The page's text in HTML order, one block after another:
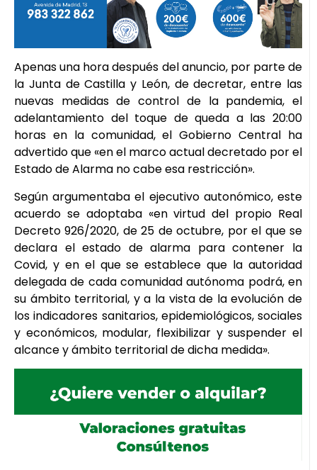
Apenas una hora después del anuncio, por parte de
la Junta de Castilla y León, de decretar, entre las
nuevas medidas de control de la pandemia, el
adelantamiento del toque de queda a las 20:00
horas en la comunidad, el Gobierno Central ha
advertido que «en el marco actual decretado por el
Estado de Alarma no cabe esa restricción».
Según argumentaba el ejecutivo autonómico, este
acuerdo se adoptaba «en virtud del propio Real
Decreto 926/2020, de 25 de octubre, por el que se
declara el estado de alarma para contener la
Covid, y en el que se establece que la autoridad
delegada de cada comunidad autónoma podrá, en
su ámbito territorial, y a la vista de la evolución de
los indicadores sanitarios, epidemiológicos, sociales
y económicos, modular, flexibilizar y suspender el
alcance y ámbito territorial de dicha medida».